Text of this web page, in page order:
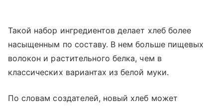
Такой набор ингредиентов делает хлеб более
насыщенным по составу. В нем больше пищевых
волокон и растительного белка, чем в
классических вариантах из белой муки.
По словам создателей, новый хлеб может